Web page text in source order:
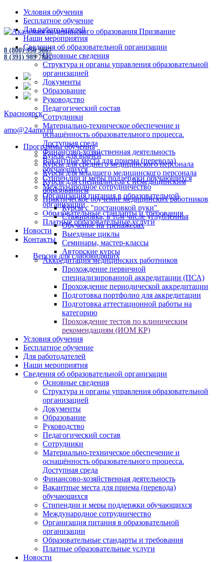
Условия обучения
Бесплатное обучение
Для работодателей
Наши мероприятия
Сведения об образовательной организации
Основные сведения
Структура и органы управления образовательной
организацией
Документы
Образование
Руководство
Педагогический состав
Сотрудники
Материально-техническое обеспечение и
оснащённость образовательного процесса.
Доступная среда
Финансово-хозяйственная деятельность
Вакантные места для приема (перевода)
обучающихся
Стипендии и меры поддержки обучающихся
Международное сотрудничество
Организация питания в образовательной
организации
Образовательные стандарты и требования
Платные образовательные услуги
Новости
Контакты
Версия для слабовидящих
8 (800) 350 9867
8 (391) 989 7807
Красноярск
amo@24amo.ru
Программы обучения
Курсы для врачей
Курсы для среднего медицинского персонала
Курсы для младшего медицинского персонала
Курсы для специалистов с немедицинским
образованием
Практическое обучение медицинских работников
Курсы с "постановкой руки"
Стажировка, в том числе углубленная
Обучение на тренажёрах
Выездные циклы
Семинары, мастер-классы
Авторские курсы
Аккредитация медицинских работников
Прохождение первичной
специализированной аккредитации (ПСА)
Прохождение периодической аккредитации
Подготовка портфолио для аккредитации
Подготовка аттестационной работы на
категорию
Прохождение тестов по клиническим
рекомендациям (ИОМ КР)
Условия обучения
Бесплатное обучение
Для работодателей
Наши мероприятия
Сведения об образовательной организации
Основные сведения
Структура и органы управления образовательной
организацией
Документы
Образование
Руководство
Педагогический состав
Сотрудники
Материально-техническое обеспечение и
оснащённость образовательного процесса.
Доступная среда
Финансово-хозяйственная деятельность
Вакантные места для приема (перевода)
обучающихся
Стипендии и меры поддержки обучающихся
Международное сотрудничество
Организация питания в образовательной
организации
Образовательные стандарты и требования
Платные образовательные услуги
Новости